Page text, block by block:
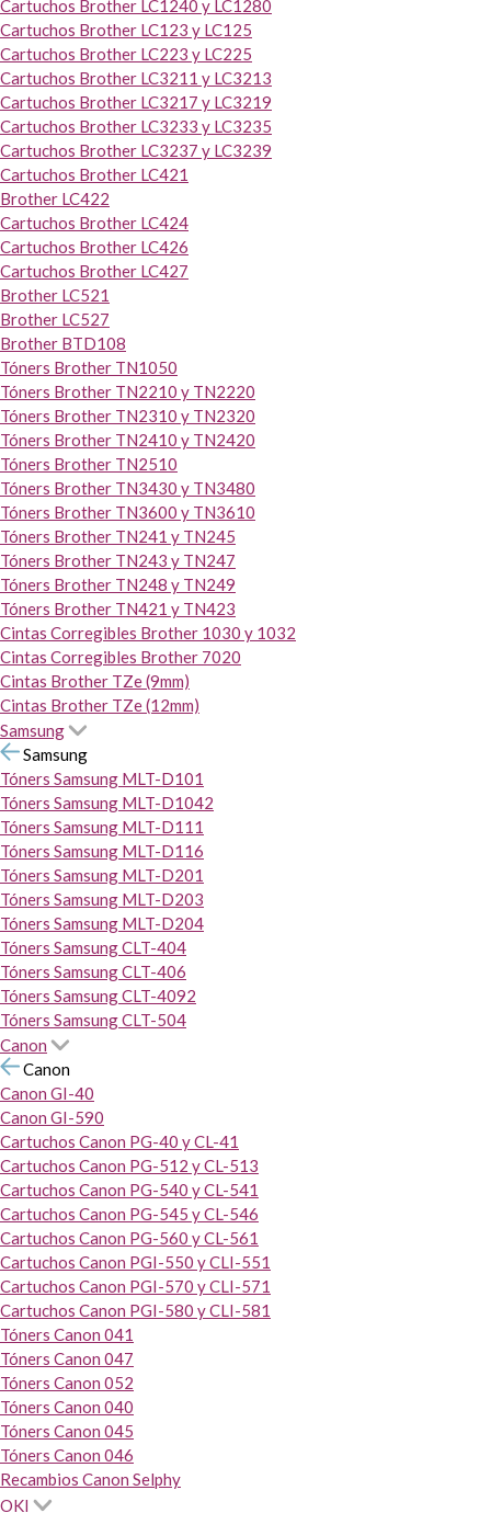
Cartuchos Brother LC1240 y LC1280
Cartuchos Brother LC123 y LC125
Cartuchos Brother LC223 y LC225
Cartuchos Brother LC3211 y LC3213
Cartuchos Brother LC3217 y LC3219
Cartuchos Brother LC3233 y LC3235
Cartuchos Brother LC3237 y LC3239
Cartuchos Brother LC421
Brother LC422
Cartuchos Brother LC424
Cartuchos Brother LC426
Cartuchos Brother LC427
Brother LC521
Brother LC527
Brother BTD108
Tóners Brother TN1050
Tóners Brother TN2210 y TN2220
Tóners Brother TN2310 y TN2320
Tóners Brother TN2410 y TN2420
Tóners Brother TN2510
Tóners Brother TN3430 y TN3480
Tóners Brother TN3600 y TN3610
Tóners Brother TN241 y TN245
Tóners Brother TN243 y TN247
Tóners Brother TN248 y TN249
Tóners Brother TN421 y TN423
Cintas Corregibles Brother 1030 y 1032
Cintas Corregibles Brother 7020
Cintas Brother TZe (9mm)
Cintas Brother TZe (12mm)
Samsung
Samsung
Tóners Samsung MLT-D101
Tóners Samsung MLT-D1042
Tóners Samsung MLT-D111
Tóners Samsung MLT-D116
Tóners Samsung MLT-D201
Tóners Samsung MLT-D203
Tóners Samsung MLT-D204
Tóners Samsung CLT-404
Tóners Samsung CLT-406
Tóners Samsung CLT-4092
Tóners Samsung CLT-504
Canon
Canon
Canon GI-40
Canon GI-590
Cartuchos Canon PG-40 y CL-41
Cartuchos Canon PG-512 y CL-513
Cartuchos Canon PG-540 y CL-541
Cartuchos Canon PG-545 y CL-546
Cartuchos Canon PG-560 y CL-561
Cartuchos Canon PGI-550 y CLI-551
Cartuchos Canon PGI-570 y CLI-571
Cartuchos Canon PGI-580 y CLI-581
Tóners Canon 041
Tóners Canon 047
Tóners Canon 052
Tóners Canon 040
Tóners Canon 045
Tóners Canon 046
Recambios Canon Selphy
OKI